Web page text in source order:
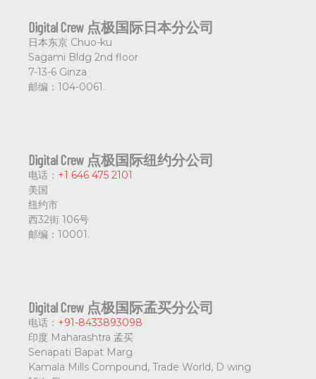
Digital Crew 点极国际日本分公司
日本东京 Chuo-ku
Sagami Bldg 2nd floor
7-13-6 Ginza
邮编： 104-0061.
Digital Crew 点极国际纽约分公司
电话： +1 646 475 2101
美国
纽约市
西32街 106号
邮编： 10001.
Digital Crew 点极国际孟买分公司
电话： +91-8433893098
印度 Maharashtra 孟买
Senapati Bapat Marg
Kamala Mills Compound, Trade World, D wing